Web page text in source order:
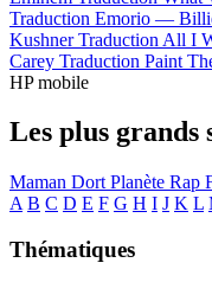
Traduction Emorio —
Kushner Traduction All I
Carey Traduction Paint
HP mobile
Les plus grands
Maman Dort Planète Rap
A B C D E F G H I J K L
Thématiques